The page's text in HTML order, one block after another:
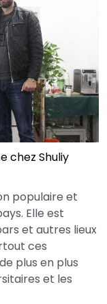
chez Shuliy
populaire et
Elle est
et autres lieux
ces
plus en plus
et les